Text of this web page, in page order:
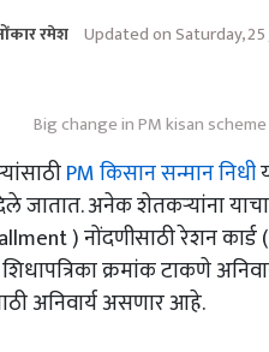
रमेश Updated on Saturday, 25
Big change in PM kisan scheme
PM किसान सन्मान निधी
जातात. अनेक शेतकऱ्यांना
) नोंदणीसाठी रेशन कार्ड
शिधापत्रिका क्रमांक टाकणे
अनिवार्य असणार आहे.